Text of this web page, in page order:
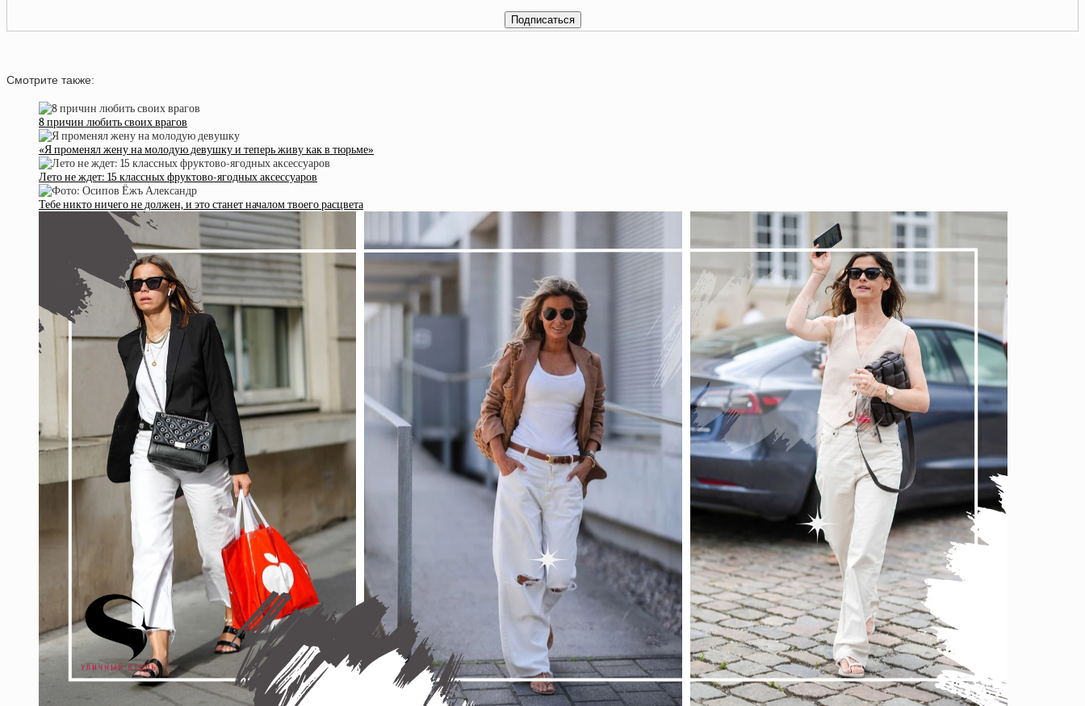
Смотрите также:
8 причин любить своих врагов
«Я променял жену на молодую девушку и теперь живу как в тюрьме»
Лето не ждет: 15 классных фруктово-ягодных аксессуаров
Тебе никто ничего не должен, и это станет началом твоего расцвета